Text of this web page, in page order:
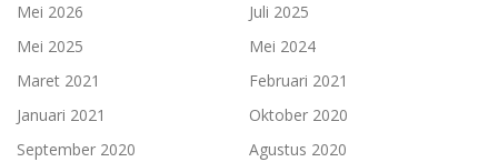
Mei 2026
Juli 2025
Mei 2025
Mei 2024
Maret 2021
Februari 2021
Januari 2021
Oktober 2020
September 2020
Agustus 2020